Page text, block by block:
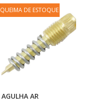
Adicionar Ao
QUEIMA DE ESTOQUE
AGULHA AR